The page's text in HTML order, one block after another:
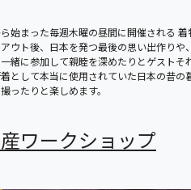
始まった毎週木曜の昼間に開催される 着
ウト後、日本を発つ最後の思い出作りや、
緒に参加して親睦を深めたりとゲストそ
として本当に使用されていた日本の昔の
ったりと楽しめます。
ワークショップ